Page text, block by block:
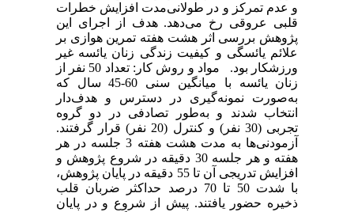
و عدم تمرکز و در طولانی‌مدت افزایش خطرات
قلبی عروقی رخ می‌دهد. هدف از اجرای این
پژوهش بررسی اثر هشت هفته تمرین هوازی بر
علائم یائسگی و کیفیت زندگی زنان یائسه غیر
ورزشکار بود. مواد و روش کار: تعداد 50 نفر از
زنان یائسه با میانگین سنی 60-45 سال که
به‌صورت نمونه‌گیری در دسترس و هدف‌دار
انتخاب شدند و به‌طور تصادفی در دو گروه
تجربی (30 نفر) و کنترل (20 نفر) قرار گرفتند.
آزمودنی‌ها به مدت هشت هفته 3 جلسه در هر
هفته و هر جلسه 30 دقیقه در شروع پژوهش و
افزایش تدریجی آن تا 55 دقیقه در پایان پژوهش،
با شدت 50 تا 70 درصد حداکثر ضربان قلب
ذخیره حضور یافتند. پیش از شروع و در پایان